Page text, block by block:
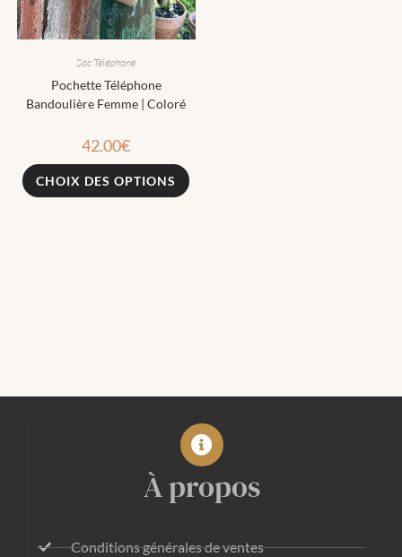
Sac Téléphone
Pochette Téléphone
Bandoulière Femme | Coloré
42.00€
CHOIX DES OPTIONS
À propos
Conditions générales de ventes